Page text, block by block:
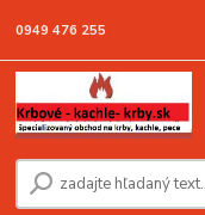
0949 476 255